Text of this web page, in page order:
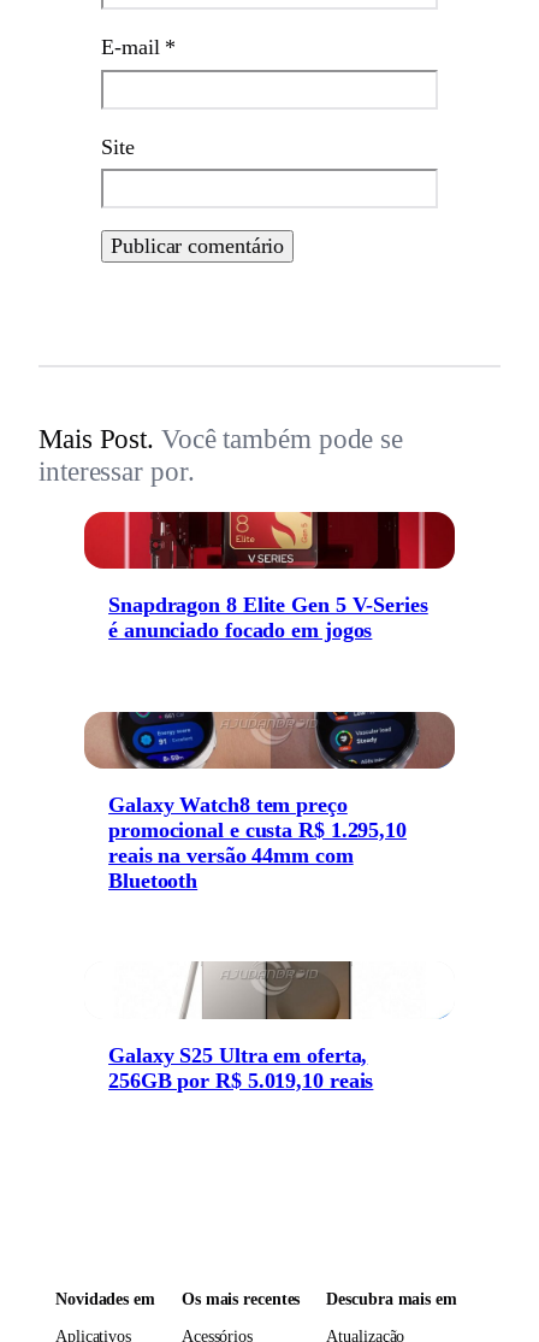
E-mail *
Site
Mais Post. Você também pode se
interessar por.
Snapdragon 8 Elite Gen 5 V-Series
é anunciado focado em jogos
Galaxy Watch8 tem preço
promocional e custa R$ 1.295,10
reais na versão 44mm com
Bluetooth
Galaxy S25 Ultra em oferta,
256GB por R$ 5.019,10 reais
Novidades em
Aplicativos
Os mais recentes
Acessórios
Descubra mais em
Atualização